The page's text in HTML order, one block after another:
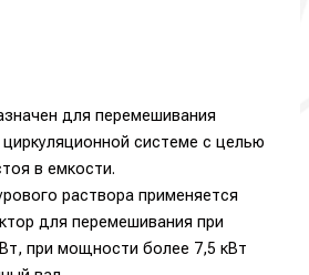
для перемешивания
системе с целью
в емкости.
раствора применяется
для перемешивания при
при мощности более 7,5 кВт